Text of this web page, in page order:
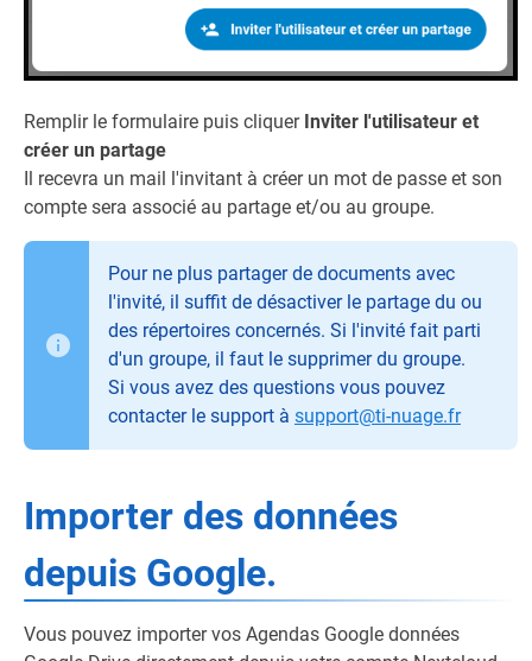
Remplir le formulaire puis cliquer Inviter l'utilisateur et
créer un partage
Il recevra un mail l'invitant à créer un mot de passe et son
compte sera associé au partage et/ou au groupe.
Pour ne plus partager de documents avec
l'invité, il suffit de désactiver le partage du ou
des répertoires concernés. Si l'invité fait parti
d'un groupe, il faut le supprimer du groupe.
Si vous avez des questions vous pouvez
contacter le support à support@ti-nuage.fr
Importer des données
depuis Google.
Vous pouvez importer vos Agendas Google données